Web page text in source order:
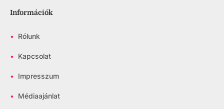
Információk
• Rólunk
• Kapcsolat
• Impresszum
• Médiaajánlat